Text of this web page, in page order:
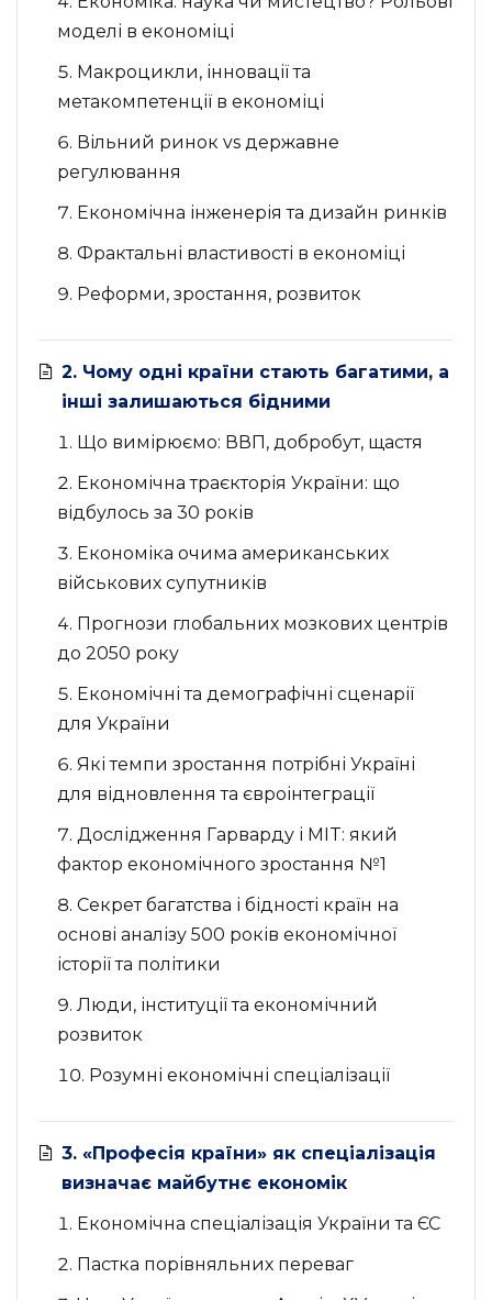
моделі в економіці
Макроцикли, інновації та
метакомпетенції в економіці
Вільний ринок vs державне
регулювання
Економічна інженерія та дизайн ринків
Фрактальні властивості в економіці
Реформи, зростання, розвиток
2. Чому одні країни стають багатими, а
інші залишаються бідними
Що вимірюємо: ВВП, добробут, щастя
Економічна траєкторія України: що
відбулось за 30 років
Економіка очима американських
військових супутників
Прогнози глобальних мозкових центрів
до 2050 року
Економічні та демографічні сценарії
для України
Які темпи зростання потрібні Україні
для відновлення та євроінтеграції
Дослідження Гарварду і MIT: який
фактор економічного зростання №1
Секрет багатства і бідності країн на
основі аналізу 500 років економічної
історії та політики
Люди, інституції та економічний
розвиток
Розумні економічні спеціалізації
3. «Професія країни» як спеціалізація
визначає майбутнє економік
Економічна спеціалізація України та ЄС
Пастка порівняльних переваг